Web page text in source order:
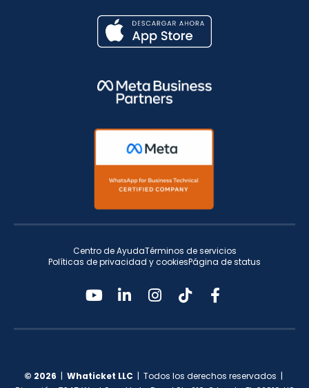
Centro de AyudaTérminos de servicios
Políticas de privacidad y cookiesPágina de status
© 2026 Whaticket LLC | Todos los derechos reservados |